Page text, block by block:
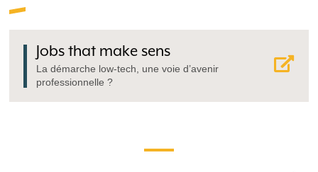
Jobs that make sens
La démarche low-tech, une voie d’avenir
professionnelle ?